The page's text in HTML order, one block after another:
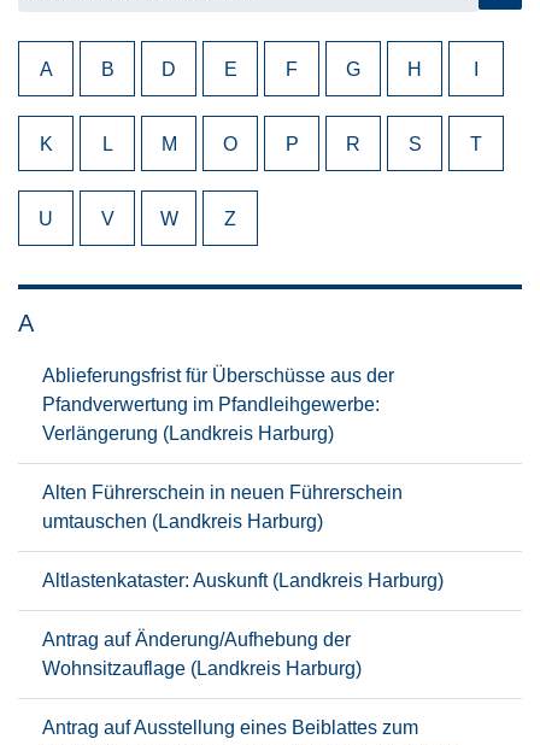
A B D E F G H
K L M O P R S T
U V W Z
A
Ablieferungsfrist für Überschüsse aus der
Pfandverwertung im Pfandleihgewerbe:
Verlängerung (Landkreis Harburg)
Alten Führerschein in neuen Führerschein
umtauschen (Landkreis Harburg)
Altlastenkataster: Auskunft (Landkreis Harburg)
Antrag auf Änderung/Aufhebung der
Wohnsitzauflage (Landkreis Harburg)
Antrag auf Ausstellung eines Beiblattes zum